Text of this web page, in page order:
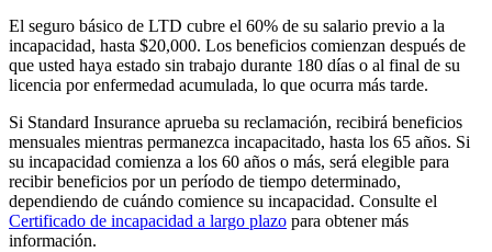
El seguro básico de LTD cubre el 60% de su salario previo a la
incapacidad, hasta $20,000. Los beneficios comienzan después de
que usted haya estado sin trabajo durante 180 días o al final de su
licencia por enfermedad acumulada, lo que ocurra más tarde.
Si Standard Insurance aprueba su reclamación, recibirá beneficios
mensuales mientras permanezca incapacitado, hasta los 65 años. Si
su incapacidad comienza a los 60 años o más, será elegible para
recibir beneficios por un período de tiempo determinado,
dependiendo de cuándo comience su incapacidad. Consulte el
Certificado de incapacidad a largo plazo para obtener más
información.